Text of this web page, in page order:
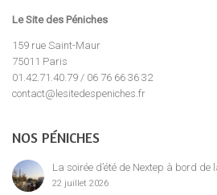
Le Site des Péniches
159 rue Saint-Maur
75011 Paris
01.42.71.40.79 / 06 76 66 36 32
contact@lesitedespeniches.fr
NOS PÉNICHES
La soirée d’été de Nextep à bord de
22 juillet 2026